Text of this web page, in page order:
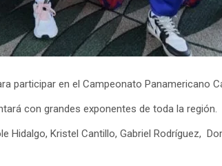
participar en el Campeonato Panamericano
con grandes exponentes de toda la región.
Kristel Cantillo, Gabriel Rodríguez,